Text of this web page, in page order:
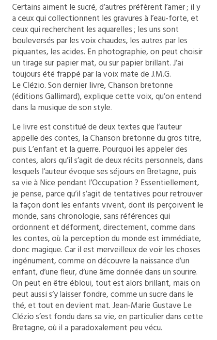
Certains aiment le sucré, d’autres préfèrent l’amer ; il y
a ceux qui collectionnent les gravures à l’eau-forte, et
ceux qui recherchent les aquarelles ; les uns sont
bouleversés par les voix chaudes, les autres par les
piquantes, les acides. En photographie, on peut choisir
un tirage sur papier mat, ou sur papier brillant. J’ai
toujours été frappé par la voix mate de J.M.G.
Le Clézio. Son dernier livre, Chanson bretonne
(éditions Gallimard), explique cette voix, qu’on entend
dans la musique de son style.
Le livre est constitué de deux textes que l’auteur
appelle des contes, la Chanson bretonne du gros titre,
puis L’enfant et la guerre. Pourquoi les appeler des
contes, alors qu’il s’agit de deux récits personnels, dans
lesquels l’auteur évoque ses séjours en Bretagne, puis
sa vie à Nice pendant l’Occupation ? Essentiellement,
je pense, parce qu’il s’agit de tentatives pour retrouver
la façon dont les enfants vivent, dont ils perçoivent le
monde, sans chronologie, sans références qui
ordonnent et déforment, directement, comme dans
les contes, où la perception du monde est immédiate,
donc magique. Car il est merveilleux de voir les choses
ingénument, comme on découvre la naissance d’un
enfant, d’une fleur, d’une âme donnée dans un sourire.
On peut en être ébloui, tout est alors brillant, mais on
peut aussi s’y laisser fondre, comme un sucre dans le
thé, et tout en devient mat. Jean-Marie Gustave Le
Clézio s’est fondu dans sa vie, en particulier dans cette
Bretagne, où il a paradoxalement peu vécu.